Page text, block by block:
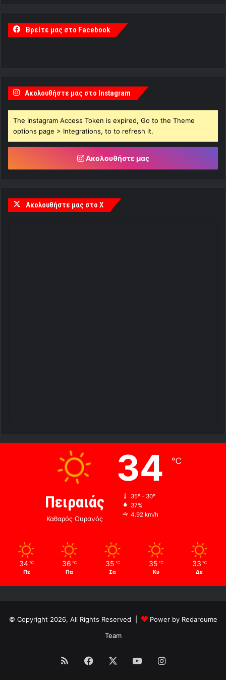
Βρείτε μας στο Facebook
Ακολουθήστε μας στο Instagram
The Instagram Access Token is expired, Go to the Theme
options page > Integrations, to to refresh it.
Ακολουθήστε μας
Ακολουθήστε μας στο X
Πειραιάς
Καθαρός Ουρανός
34 ℃
35º - 30º
37%
4.92 km/h
34 ℃
Πε
36 ℃
Πα
35 ℃
Σα
35 ℃
Κυ
33 ℃
Δε
© Copyright 2026, All Rights Reserved |
Power by Redaroume
Team
RSS Facebook YouTubeInstagram